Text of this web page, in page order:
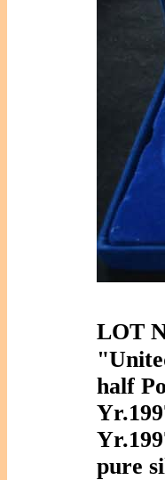
LOT
half
pure